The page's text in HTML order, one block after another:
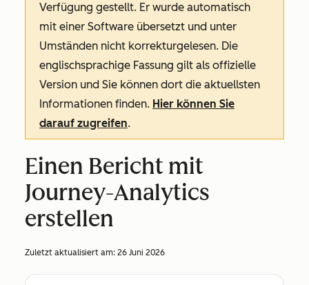
Verfügung gestellt. Er wurde automatisch
mit einer Software übersetzt und unter
Umständen nicht korrekturgelesen. Die
englischsprachige Fassung gilt als offizielle
Version und Sie können dort die aktuellsten
Informationen finden. Hier können Sie
darauf zugreifen.
Einen Bericht mit
Journey-Analytics
erstellen
Zuletzt aktualisiert am: 26 Juni 2026